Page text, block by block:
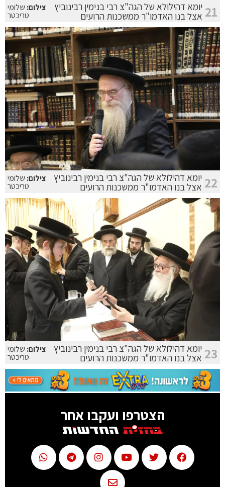
21 יומא דהילולא של הגה"צ רבי בנימין רבינוביץ
אצל בנו האדמו"ר ממשכנות הרועים
צילום: שלומי
טריכטר
22 יומא דהילולא של הגה"צ רבי בנימין רבינוביץ
אצל בנו האדמו"ר ממשכנות הרועים
צילום: שלומי
טריכטר
23 יומא דהילולא של הגה"צ רבי בנימין רבינוביץ
אצל בנו האדמו"ר ממשכנות הרועים
צילום: שלומי
טריכטר
הצטרפו ועקבו אחר